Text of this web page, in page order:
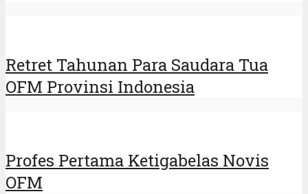
Retret Tahunan Para Saudara Tua
OFM Provinsi Indonesia
Profes Pertama Ketigabelas Novis
OFM